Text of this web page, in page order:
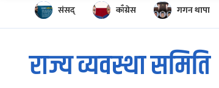
संसद् काँग्रेस गगन थापा
राज्य व्यवस्था समिति